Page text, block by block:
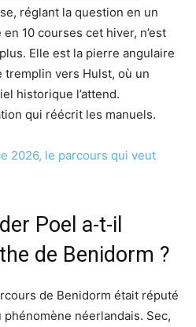
réglant la question en un
10 courses cet hiver, n’est
Elle est la pierre angulaire
tremplin vers Hulst, où un
historique l’attend.
qui réécrit les manuels.
2026, le parcours qui veut
Poel a-t-il
de Benidorm ?
de Benidorm était réputé
néerlandais. Sec,